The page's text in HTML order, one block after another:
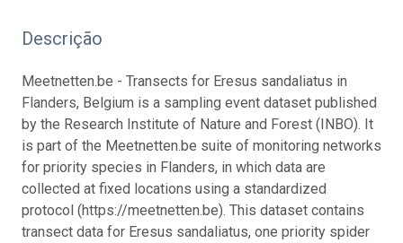
Descrição
Meetnetten.be - Transects for Eresus sandaliatus in
Flanders, Belgium is a sampling event dataset published
by the Research Institute of Nature and Forest (INBO). It
is part of the Meetnetten.be suite of monitoring networks
for priority species in Flanders, in which data are
collected at fixed locations using a standardized
protocol (https://meetnetten.be). This dataset contains
transect data for Eresus sandaliatus, one priority spider